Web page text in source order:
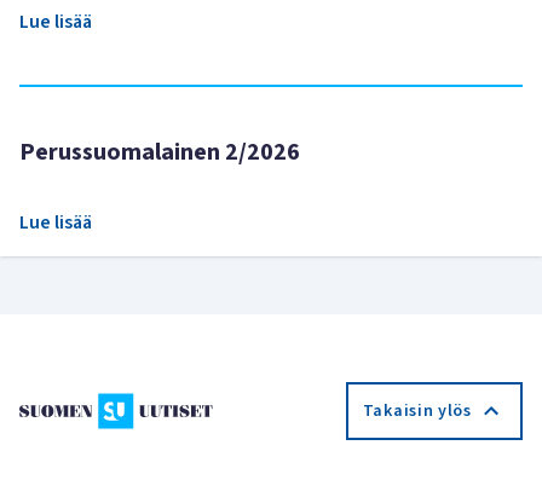
Lue lisää
Perussuomalainen 2/2026
Lue lisää
Takaisin ylös